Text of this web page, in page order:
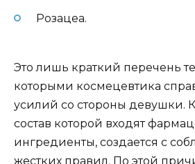
Розацеа.
Это лишь краткий перечень
которыми космецевтика
усилий со стороны девушки.
состав которой входят
ингредиенты, создается с
жестких правил. По этой